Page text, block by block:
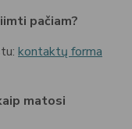
pačiam?
kontaktų forma
matosi